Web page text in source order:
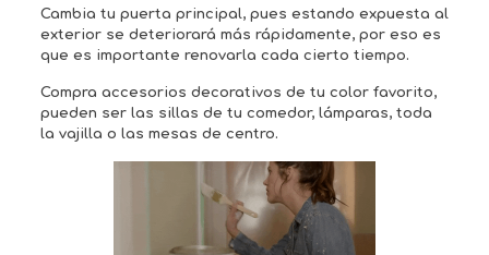
Cambia tu puerta principal, pues estando expuesta al
exterior se deteriorará más rápidamente, por eso es
que es importante renovarla cada cierto tiempo.
Compra accesorios decorativos de tu color favorito,
pueden ser las sillas de tu comedor, lámparas, toda
la vajilla o las mesas de centro.